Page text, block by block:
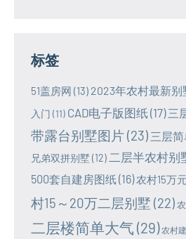
标签
51盖房网 (13) 2023年农村最新别
入门 (11) CAD电子版图纸(17) 三
带露台别墅图片 (23) 三层
兄弟双拼别墅 (12) 二层半农村别
500套自建房图纸(16) 农村15万
村15～20万二层别墅 (22)
二层楼简单大气 (29) 农村